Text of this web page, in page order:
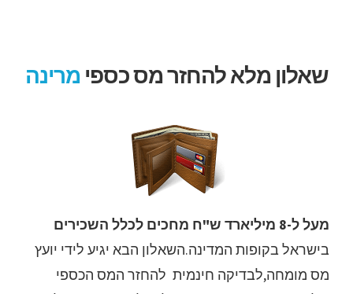
שאלון מלא להחזר מס כספי מרינה
מעל ל-8 מיליארד ש"ח מחכים לכלל השכירים
בישראל בקופות המדינה.השאלון הבא יגיע לידי יועץ
מס מומחה,לבדיקה חינמית להחזר המס הכספי